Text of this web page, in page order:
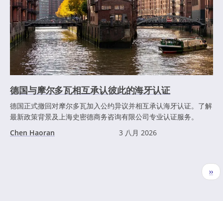
德国与摩尔多瓦相互承认彼此的海牙认证
德国正式撤回对摩尔多瓦加入公约异议并相互承认海牙认证。了解
最新政策背景及上海史密德商务咨询有限公司专业认证服务。
Chen Haoran
3 八月 2026
下
一
››